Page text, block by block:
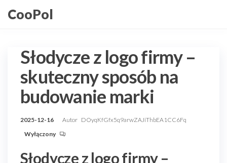
doCooPol
Słodycze z logo firmy –
skuteczny sposób na
budowanie marki
2025-12-16 Autor DOyqKfGfx5q9arwZAJiThbEA1CC6Fq
Wyłączony
Słodycze z logo firmy –